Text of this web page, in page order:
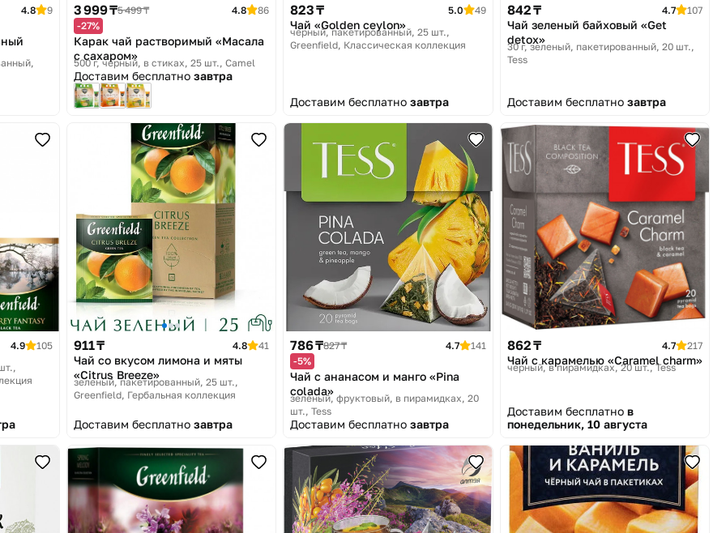
4.8
9
3 999 ₸5 499 ₸ 4.8
86
-27%
Карак чай растворимый «Масала
с сахаром»
500 г, черный, в стиках, 25 шт. Camel
Доставим бесплатно завтра
823 ₸ 5.0 49
Чай «Golden ceylon»
черный, пакетированный, 25 шт.
Greenfield, Классическая коллекция
Доставим бесплатно завтра
842 ₸ 4.7 107
Чай зеленый байховый «Get
detox»
30 г, зеленый, пакетированный, 20 шт.
Tess
Доставим бесплатно завтра
4.9 105 911 ₸ 4.8 41
Чай со вкусом лимона и мяты
«Citrus Breeze»
зеленый, пакетированный, 25 шт.
Greenfield, Гербальная коллекция
Доставим бесплатно завтра
786 ₸827 ₸ 4.7
141
-5%
Чай с ананасом и манго «Pina
colada»
зеленый, фруктовый, в пирамидках, 20
шт. Tess
Доставим бесплатно завтра
862 ₸ 4.7 217
Чай с карамелью «Caramel charm»
черный, в пирамидках, 20 шт. Tess
Доставим бесплатно в
понедельник, 10 августа